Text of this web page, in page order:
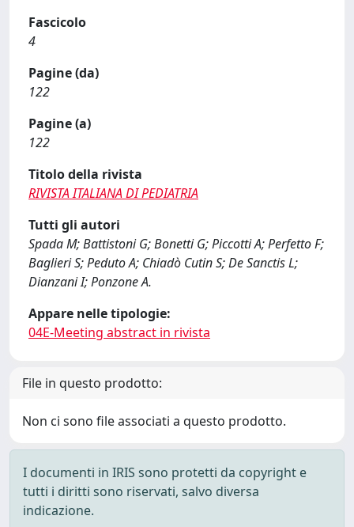
Fascicolo
4
Pagine (da)
122
Pagine (a)
122
Titolo della rivista
RIVISTA ITALIANA DI PEDIATRIA
Tutti gli autori
Spada M; Battistoni G; Bonetti G; Piccotti A; Perfetto F;
Baglieri S; Peduto A; Chiadò Cutin S; De Sanctis L;
Dianzani I; Ponzone A.
Appare nelle tipologie:
04E-Meeting abstract in rivista
File in questo prodotto:
Non ci sono file associati a questo prodotto.
I documenti in IRIS sono protetti da copyright e
tutti i diritti sono riservati, salvo diversa
indicazione.